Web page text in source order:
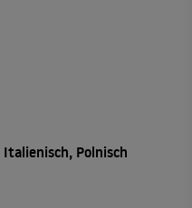
Polnisch